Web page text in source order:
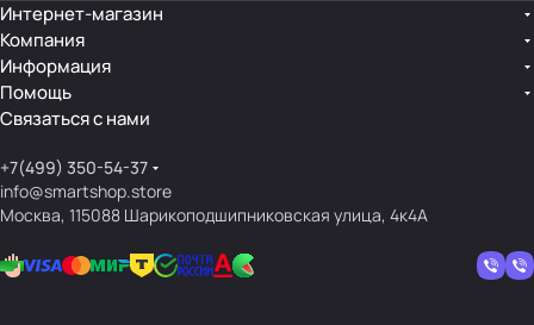
Интернет-магазин
Компания
Информация
Помощь
Связаться с нами
+7(499) 350-54-37
info@smartshop.store
Москва, 115088 Шарикоподшипниковская улица, 4к4А